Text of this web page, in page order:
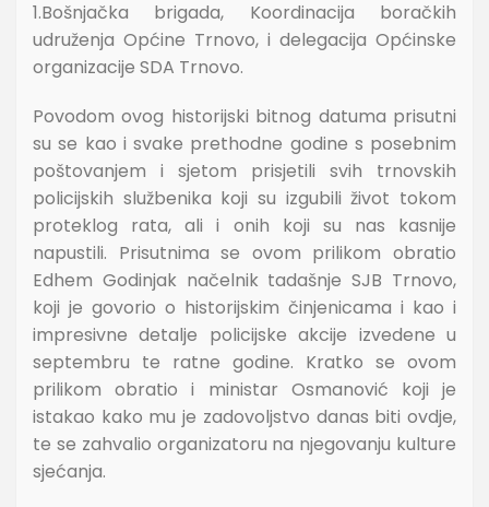
1.Bošnjačka brigada, Koordinacija boračkih
udruženja Općine Trnovo, i delegacija Općinske
organizacije SDA Trnovo.
Povodom ovog historijski bitnog datuma prisutni
su se kao i svake prethodne godine s posebnim
poštovanjem i sjetom prisjetili svih trnovskih
policijskih službenika koji su izgubili život tokom
proteklog rata, ali i onih koji su nas kasnije
napustili. Prisutnima se ovom prilikom obratio
Edhem Godinjak načelnik tadašnje SJB Trnovo,
koji je govorio o historijskim činjenicama i kao i
impresivne detalje policijske akcije izvedene u
septembru te ratne godine. Kratko se ovom
prilikom obratio i ministar Osmanović koji je
istakao kako mu je zadovoljstvo danas biti ovdje,
te se zahvalio organizatoru na njegovanju kulture
sjećanja.